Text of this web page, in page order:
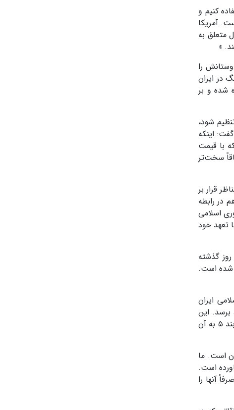
کنیم و
آمریکا
متعلق به
»
را
در ایران
شده و بر
نیز ناظر بر این است که در متن توافق نهایی که قرار است ظرف ۶۰ روز تنظیم شود،
اینکه
با قیمت
سخت‌تر
قرار بر
هم در رابطه
اسلامی
تعهد خود
گذشته
شده است.
اسلامی ایران
که قبل از ۹ اسفند برقرار بود، برسد. این
زمان لازم است؛ هم برای اینکه ترتیبات لازم را تمهید کنید و هم برای اینکه اگر موانعی وجود دارد، موانع و مسائلی که در بند ۵ به آن
است. ما
است.
آنها را